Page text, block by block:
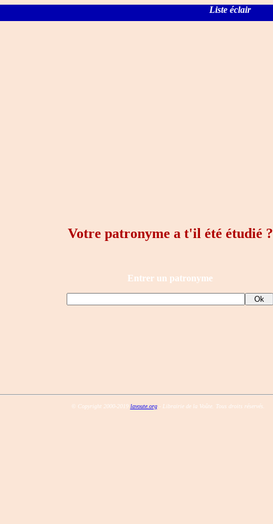
Liste éclair
Votre patronyme a t'il été étudié ?
Entrer un patronyme
© Copyright 2000-2019 lavoute.org- Librairie de la Voûte. Tous droits réservés.